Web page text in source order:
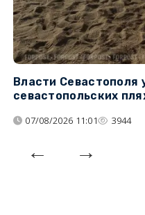
Власти Севастополя
севастопольских
07/08/2026 11:01 3944